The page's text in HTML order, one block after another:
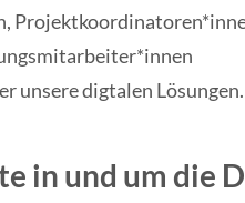
unsere digtalen Lösungen.
in und um die